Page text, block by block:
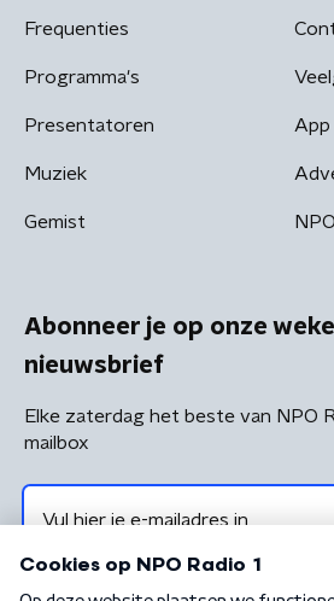
Frequenties
Programma's
Presentatoren
Muziek
Gemist
App
Abonneer je op onze
nieuwsbrief
Elke zaterdag het beste van NPO
mailbox